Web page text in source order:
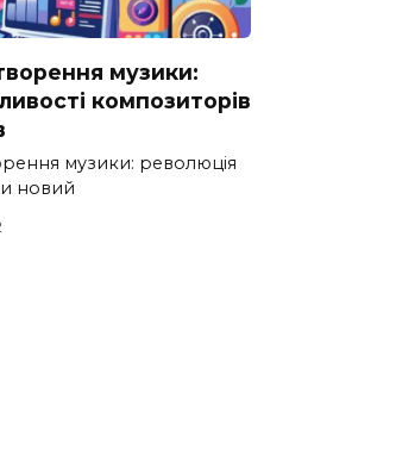
музики:
композиторів
музики: революція
новий